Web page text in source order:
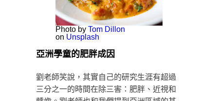
Photo by Tom Dillon
on Unsplash
亞洲學童的肥胖成因
劉老師笑說，其實自己的研究生涯有超過
三分之一的時間在除三害：肥胖、近視和